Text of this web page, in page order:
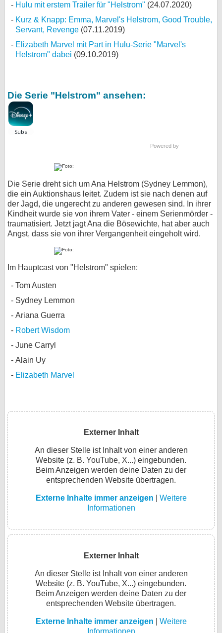
Hulu mit erstem Trailer für "Helstrom" (24.07.2020)
Kurz & Knapp: Emma, Marvel's Helstrom, Good Trouble,
Servant, Revenge (07.11.2019)
Elizabeth Marvel mit Part in Hulu-Serie "Marvel's
Helstrom" dabei (09.10.2019)
Die Serie "Helstrom" ansehen:
Powered by
Die Serie dreht sich um Ana Helstrom (Sydney Lemmon),
die ein Auktionshaus leitet. Zudem ist sie nach denen auf
der Jagd, die ungerecht zu anderen gewesen sind. In ihrer
Kindheit wurde sie von ihrem Vater - einem Serienmörder -
traumatisiert. Jetzt jagt Ana die Bösewichte, hat aber auch
Angst, dass sie von ihrer Vergangenheit eingeholt wird.
Im Hauptcast von "Helstrom" spielen:
Tom Austen
Sydney Lemmon
Ariana Guerra
Robert Wisdom
June Carryl
Alain Uy
Elizabeth Marvel
Externer Inhalt
An dieser Stelle ist Inhalt von einer anderen
Website (z. B. YouTube, X...) eingebunden.
Beim Anzeigen werden deine Daten zu der
entsprechenden Website übertragen.
Externe Inhalte immer anzeigen
Weitere
Informationen
Externer Inhalt
An dieser Stelle ist Inhalt von einer anderen
Website (z. B. YouTube, X...) eingebunden.
Beim Anzeigen werden deine Daten zu der
entsprechenden Website übertragen.
Externe Inhalte immer anzeigen
Weitere
Informationen